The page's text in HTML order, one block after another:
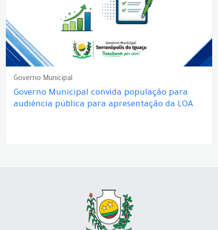
Governo Municipal
Governo Municipal convida população para
audiência pública para apresentação da LOA